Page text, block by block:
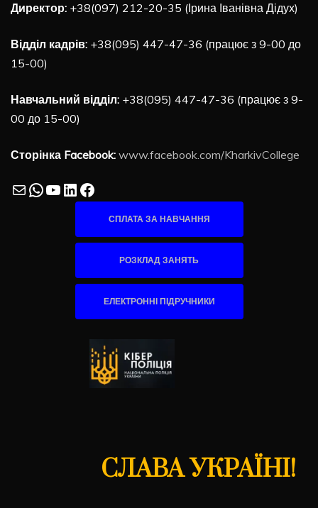
Директор: +38(097) 212-20-35 (Ірина Іванівна Дідух)
Відділ кадрів: +38(095) 447-47-36 (працює з 9-00 до
15-00)
Навчальний відділ: +38(095) 447-47-36 (працює з 9-
00 до 15-00)
Сторінка Facebook: www.facebook.com/KharkivCollege
MailWhatsApp
YouTube
LinkedIn
Facebook
СПЛАТА ЗА НАВЧАННЯ
РОЗКЛАД ЗАНЯТЬ
ЕЛЕКТРОННІ ПІДРУЧНИКИ
СЛАВА УКРАЇНІ!